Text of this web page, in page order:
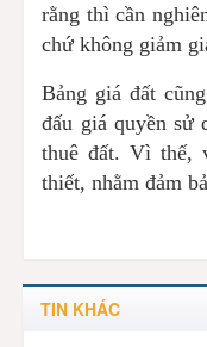
rằng thì cần
chứ không giảm
Bảng giá đất
đấu giá quyền sử
thuê đất. Vì thế,
thiết, nhằm đảm
TIN KHÁC